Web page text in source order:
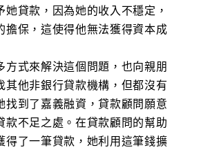
她貸款，因為她的收入不穩定，
擔保，這使得他無法獲得資本成
方式來解決這個問題，也向親朋
其他非銀行貸款機構，但都沒有
找到了嘉義融資，貸款顧問願意
款不足之處。在貸款顧問的幫助
得了一筆貸款，她利用這筆錢擴